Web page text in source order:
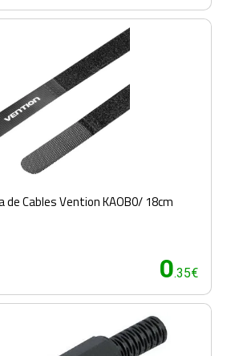
de Cables Vention KAOB0/ 18cm
0.35€